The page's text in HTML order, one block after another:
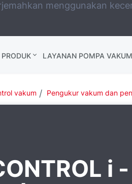
menggunakan
PRODUK LAYANAN POMPA VAKUM
vakum Pengukur vakum dan
i -